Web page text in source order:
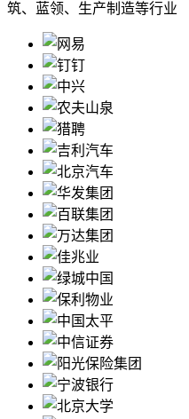
筑、蓝领、生产制造等行业